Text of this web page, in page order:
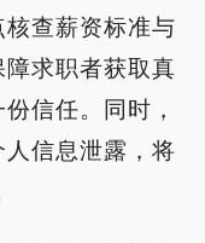
查薪资标准与
求职者获取真
信任。同时，
信息泄露，将